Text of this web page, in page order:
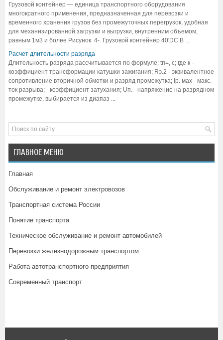
Грузовой контейнер — единица транспортного оборудования
многократного применения, предназначенная для перевозки и
временного хранения грузов без промежуточных перегрузок, удобная
для механизированной загрузки и выгрузки, внутренним объемом,
равным 1м3 и более Рисунок. 4-. Грузовой контейнер 40'DС В ...
Расчет длительности разряда
Длительность разряда рассчитывается по формуле: tп=, c; где к -
коэффициент трансформации катушки зажигания; Rэ.2 - эквивалентное
сопротивление вторичной обмотки и разряд промежутка; Iр. мах - макс.
ток разрыва; - коэффициент затухания; Uп. - напряжение на разрядном
промежутке, выбирается из диапаз ...
ГЛАВНОЕ МЕНЮ
Главная
Обслуживание и ремонт электровозов
Транспортная система России
Понятие транспорта
Техническое обслуживание и ремонт автомобилей
Перевозки железнодорожным транспортом
Работа автотранспортного предприятия
Современный транспорт